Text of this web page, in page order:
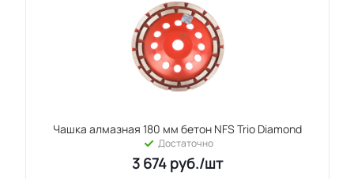
Чашка алмазная 180 мм бетон NFS Trio Diamond
Достаточно
3 674 руб./шт